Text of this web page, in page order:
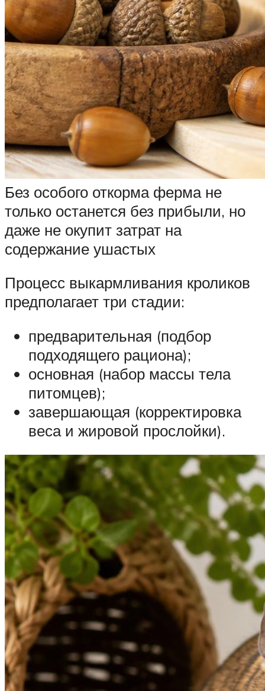
Без особого откорма ферма не
только останется без прибыли, но
даже не окупит затрат на
содержание ушастых
Процесс выкармливания кроликов
предполагает три стадии:
предварительная (подбор
подходящего рациона);
основная (набор массы тела
питомцев);
завершающая (корректировка
веса и жировой прослойки).